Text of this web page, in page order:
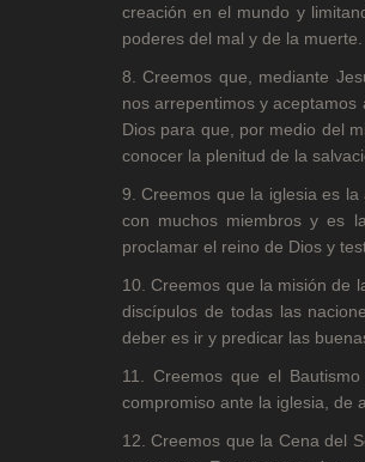
creación en el mundo y
poderes del mal y de la muerte.
8. Creemos que, mediante
nos arrepentimos y
Dios para que, por medio del
conocer la plenitud de la
9. Creemos que la iglesia es
con muchos miembros y es
proclamar el reino de Dios y
10. Creemos que la misión de
discípulos de todas las
deber es ir y predicar las
11. Creemos que el
compromiso ante la iglesia, de
12. Creemos que la Cena del